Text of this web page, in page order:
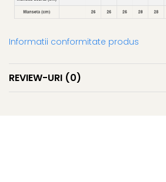
Informatii conformitate produs
REVIEW-URI (0)